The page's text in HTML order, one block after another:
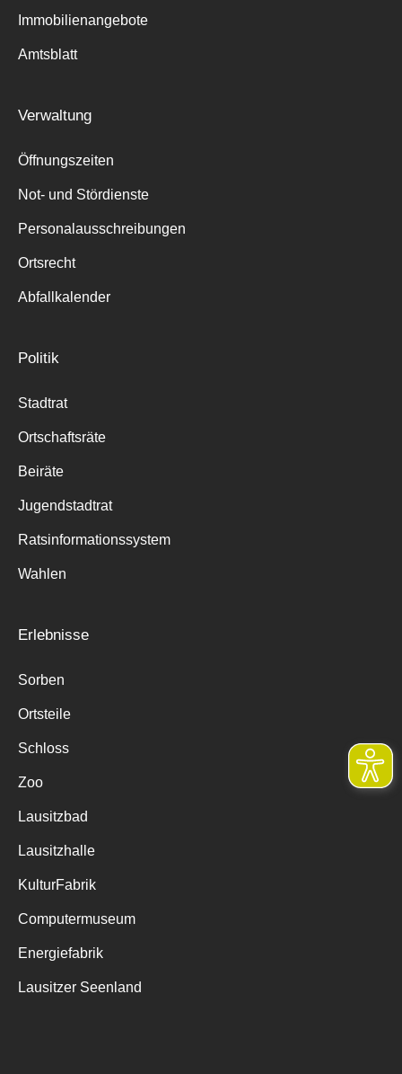
Immobilienangebote
Amtsblatt
Verwaltung
Öffnungszeiten
Not- und Stördienste
Personalausschreibungen
Ortsrecht
Abfallkalender
Politik
Stadtrat
Ortschaftsräte
Beiräte
Jugendstadtrat
Ratsinformationssystem
Wahlen
Erlebnisse
Sorben
Ortsteile
Schloss
Zoo
Lausitzbad
Lausitzhalle
KulturFabrik
Computermuseum
Energiefabrik
Lausitzer Seenland